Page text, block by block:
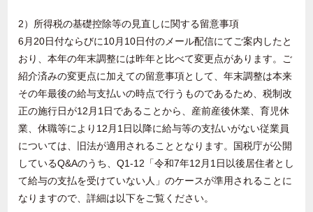
2）所得税の基礎控除等の見直しに関する留意事項
6月20日付ならびに10月10日付のメール配信にてご案内したと
おり、本年の年末調整には昨年と比べて変更点があります。ご
紹介済みの変更点に加えての留意事項として、年末調整は本来
その年最後の給与支払いの時点で行うものであるため、税制改
正の施行日が12月1日であることから、産前産後休業、育児休
業、休職等により12月1日以降に給与等の支払いがない従業員
については、旧法が適用されることとなります。国税庁が公開
しているQ&Aのうち、Q1-12「令和7年12月1日以後居住者とし
て給与の支払を受けていない人」のケースが準用されることに
なりますので、詳細は以下をご覧ください。